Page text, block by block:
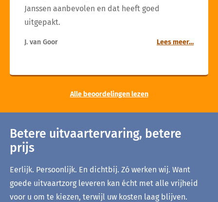
Janssen aanbevolen en dat heeft goed
uitgepakt.
J. van Goor Lees meer…
Alle beoordelingen lezen
Betere uitvaartervaring, betere
prijs
Eerlijk. Persoonlijk. En dichtbij. Zó werken wij. Want
goede uitvaartzorg leveren kan écht met alle vrijheid
voor u om te kiezen, terwijl uw kosten laag blijven.